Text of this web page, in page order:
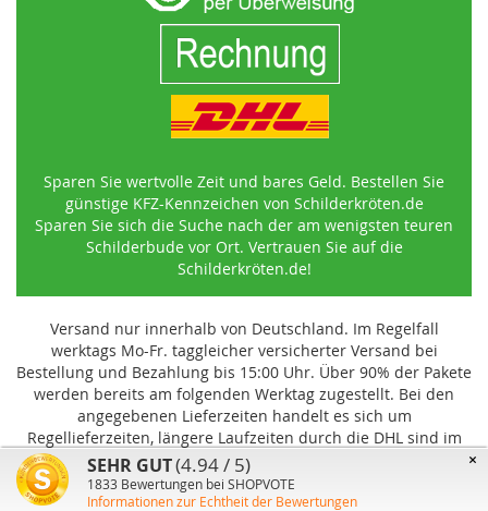
Sparen Sie wertvolle Zeit und bares Geld. Bestellen Sie
günstige KFZ-Kennzeichen von Schilderkröten.de
Sparen Sie sich die Suche nach der am wenigsten teuren
Schilderbude vor Ort. Vertrauen Sie auf die
Schilderkröten.de!
Versand nur innerhalb von Deutschland. Im Regelfall
werktags Mo-Fr. taggleicher versicherter Versand bei
Bestellung und Bezahlung bis 15:00 Uhr. Über 90% der Pakete
werden bereits am folgenden Werktag zugestellt. Bei den
angegebenen Lieferzeiten handelt es sich um
Regellieferzeiten, längere Laufzeiten durch die DHL sind im
Einzelfall möglich und können von uns nicht beeinflusst
werden.
×
SEHR GUT(4.94 / 5)
1833 Bewertungen bei SHOPVOTE
Informationen zur Echtheit der Bewertungen